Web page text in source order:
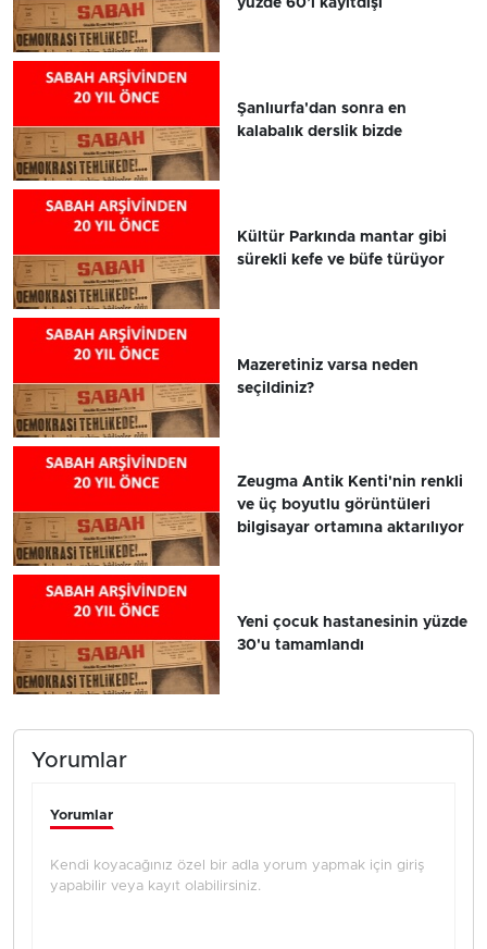
yüzde 60’ı kayıtdışı
Şanlıurfa'dan sonra en
kalabalık derslik bizde
Kültür Parkında mantar gibi
sürekli kefe ve büfe türüyor
Mazeretiniz varsa neden
seçildiniz?
Zeugma Antik Kenti'nin renkli
ve üç boyutlu görüntüleri
bilgisayar ortamına aktarılıyor
Yeni çocuk hastanesinin yüzde
30'u tamamlandı
Yorumlar
Yorumlar
Kendi koyacağınız özel bir adla yorum yapmak için giriş
yapabilir veya kayıt olabilirsiniz.